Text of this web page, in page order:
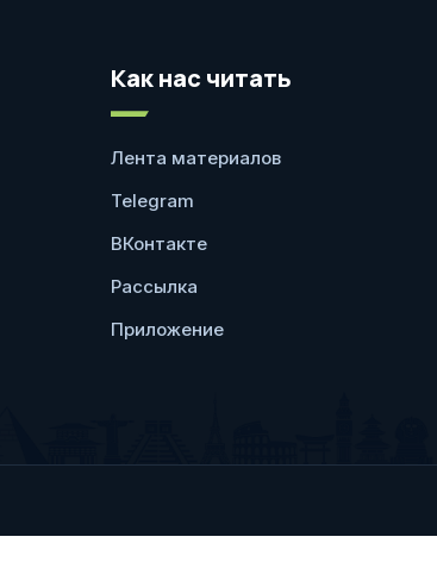
Как нас читать
Лента материалов
Telegram
ВКонтакте
Рассылка
Приложение